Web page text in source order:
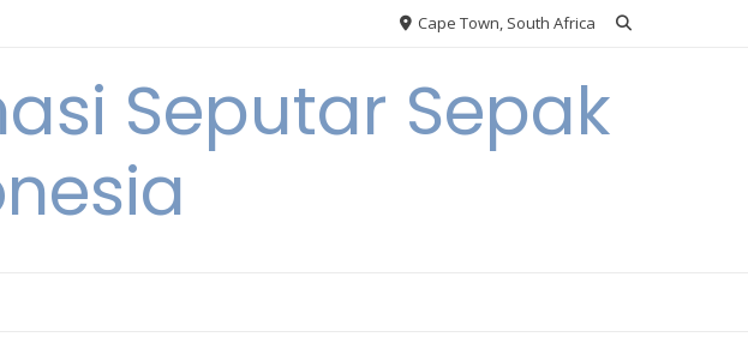
Cape Town, South Africa
Seputar Sepak